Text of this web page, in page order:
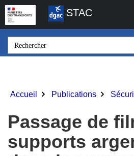
Aller
au
contenu
principal
STAC
d'Ariane
Accueil Publications
Passage de
supports